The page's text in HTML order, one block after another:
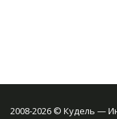
2008-2026 © Кудель —